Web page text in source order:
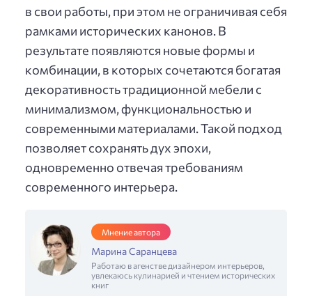
в свои работы, при этом не ограничивая себя
рамками исторических канонов. В
результате появляются новые формы и
комбинации, в которых сочетаются богатая
декоративность традиционной мебели с
минимализмом, функциональностью и
современными материалами. Такой подход
позволяет сохранять дух эпохи,
одновременно отвечая требованиям
современного интерьера.
Мнение автора
Марина Саранцева
Работаю в агенстве дизайнером интерьеров,
увлекаюсь кулинарией и чтением исторических
книг